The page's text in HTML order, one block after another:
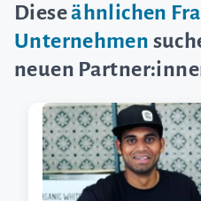
Dieseähnlichen
Unternehmen
neuen